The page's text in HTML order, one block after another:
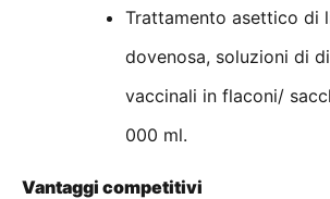
Trattamento asettico di
dovenosa, soluzioni di
vaccinali in flaconi/
000 ml.
Vantaggi competitivi